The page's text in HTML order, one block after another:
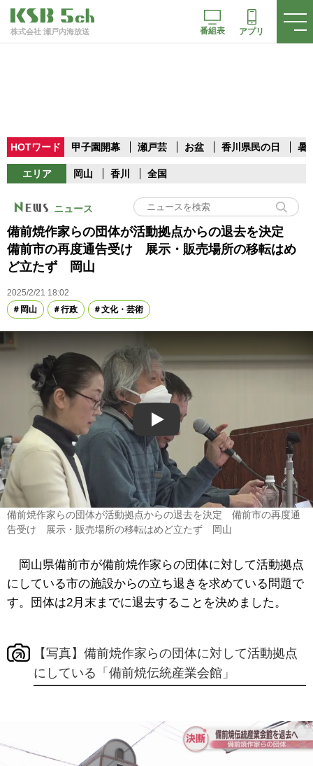
株式会社 瀬戸内海放送 番組表 アプリ
HOTワード 甲子園開幕 瀬戸芸 お盆 香川県民の日 暑
エリア 岡山 香川 全国
ニュース
備前焼作家らの団体が活動拠点からの退去を決定
備前市の再度通告受け 展示・販売場所の移転はめ
ど立たず 岡山
2025/2/21 18:02
岡山
行政 文化・芸術
Play
備前焼作家らの団体が活動拠点からの退去を決定 備前市の再度通
告受け 展示・販売場所の移転はめど立たず 岡山
岡山県備前市が備前焼作家らの団体に対して活動拠点
にしている市の施設からの立ち退きを求めている問題で
す。団体は2月末までに退去することを決めました。
【写真】備前焼作家らの団体に対して活動拠点
にしている「備前焼伝統産業会館」